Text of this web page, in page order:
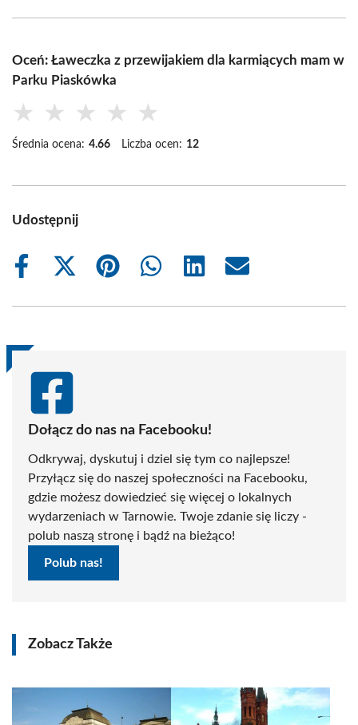
Oceń: Ławeczka z przewijakiem dla karmiących mam w
Parku Piaskówka
★ ★ ★ ★ ★
Średnia ocena: 4.66 Liczba ocen: 12
Udostępnij
Share
Share
(Twitter)
Share
Share
Share
Share
Dołącz do nas na Facebooku!
Odkrywaj, dyskutuj i dziel się tym co najlepsze!
Przyłącz się do naszej społeczności na Facebooku,
gdzie możesz dowiedzieć się więcej o lokalnych
wydarzeniach w Tarnowie. Twoje zdanie się liczy -
polub naszą stronę i bądź na bieżąco!
Polub nas!
Zobacz Także